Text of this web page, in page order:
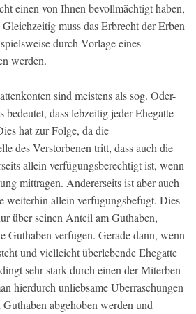
einen von Ihnen bevollmächtigt haben,
muss das Erbrecht der Erben
durch Vorlage eines
werden.
sind meistens als sog. Oder-
bedeutet, dass lebzeitig jeder Ehegatte
hat zur Folge, da die
des Verstorbenen tritt, dass auch die
allein verfügungsberechtigt ist, wenn
mittragen. Andererseits ist aber auch
weiterhin allein verfügungsbefugt. Dies
über seinen Anteil am Guthaben,
Guthaben verfügen. Gerade dann, wenn
und vielleicht überlebende Ehegatte
sehr stark durch einen der Miterben
hierdurch unliebsame Überraschungen
abgehoben werden und